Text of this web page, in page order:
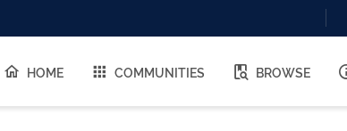
HOME COMMUNITIES BROWSE